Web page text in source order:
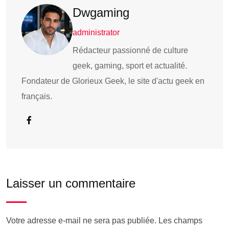
Dwgaming
administrator
Rédacteur passionné de culture
geek, gaming, sport et actualité.
Fondateur de Glorieux Geek, le site d'actu geek en
français.
Laisser un commentaire
Votre adresse e-mail ne sera pas publiée. Les champs